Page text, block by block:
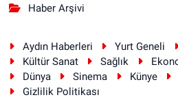
Haber Arşivi
Aydın Haberleri Yurt Geneli
Kültür Sanat
Sağlık
Dünya
Sinema Künye
Gizlilik Politikası